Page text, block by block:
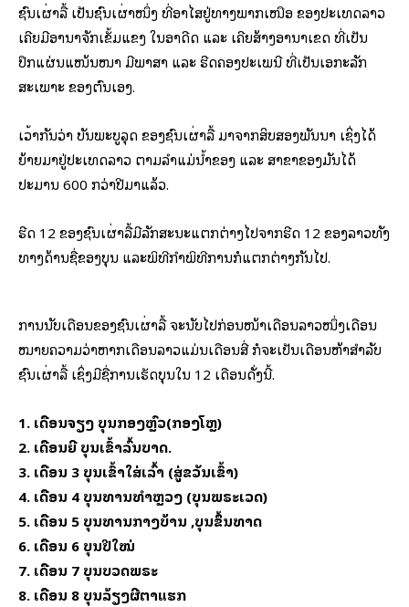
ຊົນເຜົ່າລື້ ເປັນຊົນເຜົ່າໜຶ່ງ ທີ່ອາໄສຢູ່ທາງພາກເໜືອ ຂອງປະເທດລາວ
ເຄີຍມີອານາຈັກເຂັ້ມແຂງ ໃນອາດີດ ແລະ ເຄີຍສ້າງອານາເຂດ ທີ່ເປັນ
ປຶກແຜ່ນແໜ້ນໜາ ມີພາສາ ແລະ ຮີດຄອງປະເພນີ ທີ່ເປັນເອກະລັກ
ສະເພາະ ຂອງຕົນເອງ.
ເວົ້າກັນວ່າ ບັນພະບູລຸດ ຂອງຊົນເຜົ່າລື້ ມາຈາກສິບສອງພັນນາ ເຊິ່ງໄດ້
ຍ້າຍມາຢູ່ປະເທດລາວ ຕາມລຳແມ່ນ້ຳຂອງ ແລະ ສາຂາຂອງມັນໄດ້
ປະມານ 600 ກວ່າປີມາແລ້ວ.
ຮີດ 12 ຂອງຊົນເຜົ່າລື້ມີລັກສະນະແຕກຕ່າງໄປຈາກຮີດ 12 ຂອງລາວທັງ
ທາງດ້ານຊື່ຂອງບຸນ ແລະພິທີກໍາພິທີການກໍແຕກຕ່າງກັນໄປ.
ການນັບເດືອນຂອງຊົນເຜົ່າລື້ ຈະນັບໄປກ່ອນໜ້າເດືອນລາວໜຶ່ງເດືອນ
ໝາຍຄວາມວ່າຫາກເດືອນລາວແມ່ນເດືອນສີ່ ກໍຈະເປັນເດືອນຫ້າສໍາລັບ
ຊົນເຜົ່າລື້ ເຊິ່ງມີຊື່ການເຮັດບຸນໃນ 12 ເດືອນດັ່ງນີ້.
1. ເດືອນຈຽງ ບຸນກອງຫຼົວ(ກອງໂຫຼ)
2. ເດືອນຍີ່ ບຸນເຂົ້າລົ້ນບາດ.
3. ເດືອນ 3 ບຸນເຂົ້າໃສ່ເລົ້າ (ສູ່ຂວັນເຂົ້າ)
4. ເດືອນ 4 ບຸນທານທຳຫຼວງ (ບຸນພຣະເວດ)
5. ເດືອນ 5 ບຸນທານກາງບ້ານ ,ບຸນຂຶ້ນທາດ
6. ເດືອນ 6 ບຸນປີໃໝ່
7. ເດືອນ 7 ບຸນບວດພຣະ
8. ເດືອນ 8 ບຸນລ້ຽງຜີຕາແຮກ